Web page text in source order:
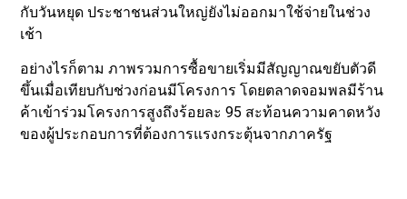
กับวันหยุด ประชาชนส่วนใหญ่ยังไม่ออกมาใช้จ่ายในช่วง
เช้า
อย่างไรก็ตาม ภาพรวมการซื้อขายเริ่มมีสัญญาณขยับตัวดี
ขึ้นเมื่อเทียบกับช่วงก่อนมีโครงการ โดยตลาดจอมพลมีร้าน
ค้าเข้าร่วมโครงการสูงถึงร้อยละ 95 สะท้อนความคาดหวัง
ของผู้ประกอบการที่ต้องการแรงกระตุ้นจากภาครัฐ